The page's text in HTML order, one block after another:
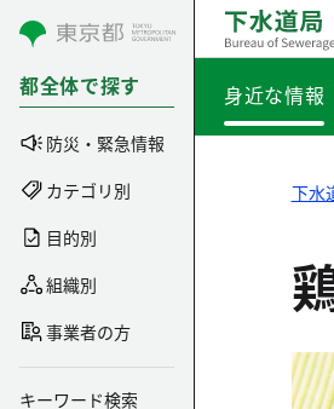
コンテンツにスキップ
都全体で探す
防災・緊急情報
カテゴリ別
目的別
組織別
事業者の方
キーワード検索
身近な情報
下水